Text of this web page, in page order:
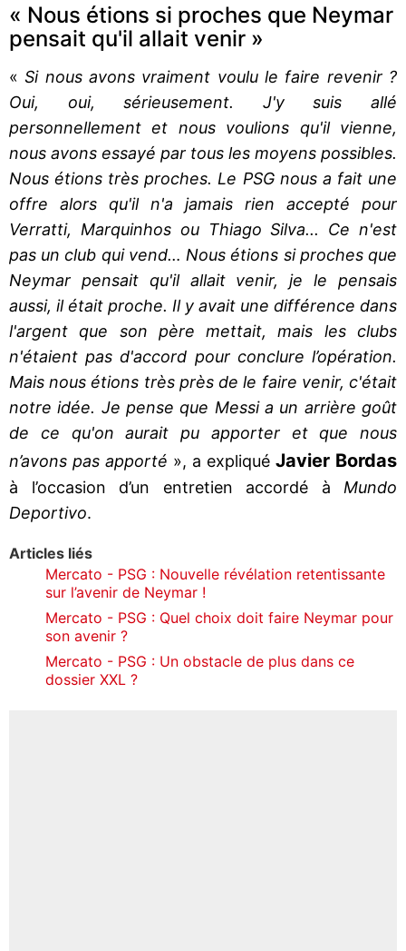
« Nous étions si proches que Neymar
pensait qu'il allait venir »
«Si nous avons vraiment voulu le faire revenir ?
Oui, oui, sérieusement. J'y suis allé
personnellement et nous voulions qu'il vienne,
nous avons essayé par tous les moyens possibles.
Nous étions très proches. Le PSG nous a fait une
offre alors qu'il n'a jamais rien accepté pour
Verratti, Marquinhos ou Thiago Silva... Ce n'est
pas un club qui vend… Nous étions si proches que
Neymar pensait qu'il allait venir, je le pensais
aussi, il était proche. Il y avait une différence dans
l'argent que son père mettait, mais les clubs
n'étaient pas d'accord pour conclure l’opération.
Mais nous étions très près de le faire venir, c'était
notre idée. Je pense que Messi a un arrière goût
de ce qu'on aurait pu apporter et que nous
n’avons pas apporté », a expliqué Javier Bordas
à l’occasion d’un entretien accordé à Mundo
Deportivo.
Articles liés
Mercato - PSG : Nouvelle révélation retentissante
sur l’avenir de Neymar !
Mercato - PSG : Quel choix doit faire Neymar pour
son avenir ?
Mercato - PSG : Un obstacle de plus dans ce
dossier XXL ?